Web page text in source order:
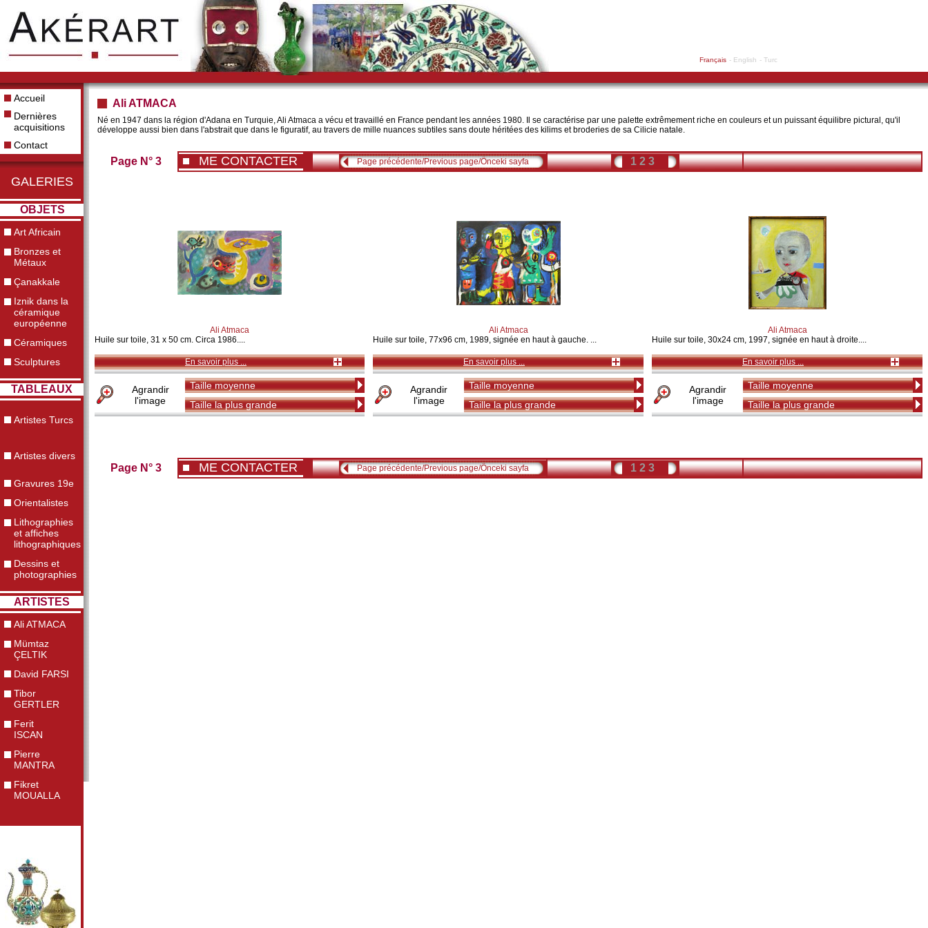
Français - English - Turc
Accueil
Dernières
acquisitions
Contact
GALERIES
OBJETS
Art Africain
Bronzes et
Métaux
Çanakkale
Iznik dans la
céramique
européenne
Céramiques
Sculptures
TABLEAUX
Artistes Turcs
Artistes divers
Gravures 19e
Orientalistes
Lithographies
et affiches
lithographiques
Dessins et
photographies
ARTISTES
Ali ATMACA
Mümtaz
ÇELTIK
David FARSI
Tibor
GERTLER
Ferit
ISCAN
Pierre
MANTRA
Fikret
MOUALLA
Ali ATMACA
Né en 1947 dans la région d'Adana en Turquie, Ali Atmaca a vécu et travaillé en France pendant les années 1980. Il se caractérise par une palette extrêmement riche en couleurs et un puissant équilibre pictural, qu'il
développe aussi bien dans l'abstrait que dans le figuratif, au travers de mille nuances subtiles sans doute héritées des kilims et broderies de sa Cilicie natale.
Page N° 3 ME CONTACTER Page précédente/Previous page/Önceki sayfa 1 2 3
Ali Atmaca
Huile sur toile, 31 x 50 cm. Circa 1986....
En savoir plus ...
Agrandir
l'image
Taille moyenne
Taille la plus grande
Ali Atmaca
Huile sur toile, 77x96 cm, 1989, signée en haut à gauche. ...
En savoir plus ...
Agrandir
l'image
Taille moyenne
Taille la plus grande
Ali Atmaca
Huile sur toile, 30x24 cm, 1997, signée en haut à droite....
En savoir plus ...
Agrandir
l'image
Taille moyenne
Taille la plus grande
Page N° 3 ME CONTACTER Page précédente/Previous page/Önceki sayfa 1 2 3